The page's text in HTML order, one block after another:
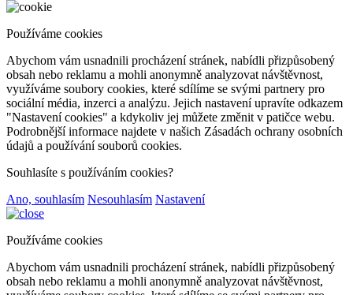
Používáme cookies
Abychom vám usnadnili procházení stránek, nabídli přizpůsobený
obsah nebo reklamu a mohli anonymně analyzovat návštěvnost,
využíváme soubory cookies, které sdílíme se svými partnery pro
sociální média, inzerci a analýzu. Jejich nastavení upravíte odkazem
"Nastavení cookies" a kdykoliv jej můžete změnit v patičce webu.
Podrobnější informace najdete v našich Zásadách ochrany osobních
údajů a používání souborů cookies.
Souhlasíte s používáním cookies?
Ano, souhlasím Nesouhlasím Nastavení
Používáme cookies
Abychom vám usnadnili procházení stránek, nabídli přizpůsobený
obsah nebo reklamu a mohli anonymně analyzovat návštěvnost,